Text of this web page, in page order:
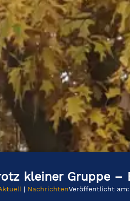
kleiner Gruppe –
| NachrichtenVeröffentlicht am: